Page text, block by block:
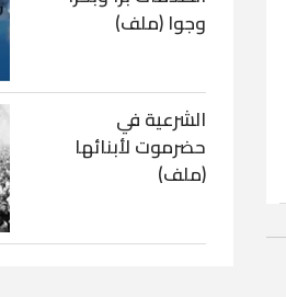
وجوا (ملف)
الشرعية في
حضرموت لأبنائها
(ملف)